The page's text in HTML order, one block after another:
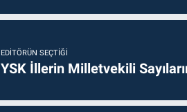
EDITÖRÜN SEÇTIĞI
YSK İllerin Milletvekili